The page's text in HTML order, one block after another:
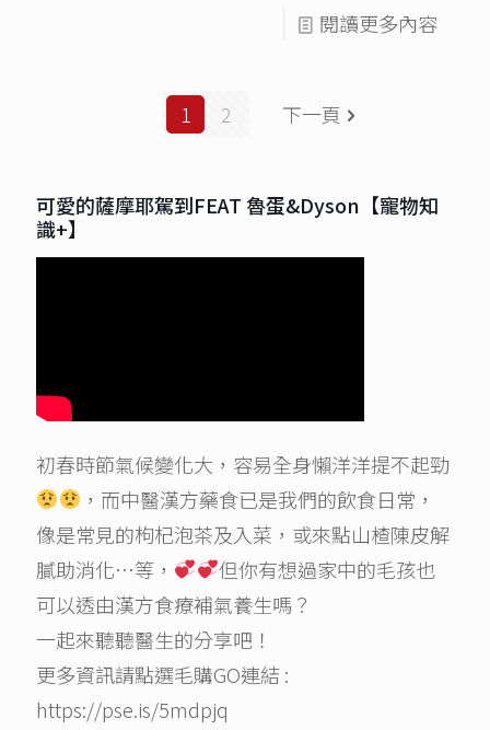
閱讀更多內容
1 2 下一頁
可愛的薩摩耶駕到FEAT 魯蛋&Dyson【寵物知
識+】
初春時節氣候變化大，容易全身懶洋洋提不起勁
，而中醫漢方藥食已是我們的飲食日常，
像是常見的枸杞泡茶及入菜，或來點山楂陳皮解
膩助消化…等，
但你有想過家中的毛孩也
可以透由漢方食療補氣養生嗎？
一起來聽聽醫生的分享吧！
更多資訊請點選毛購GO連結 :
https://pse.is/5mdpjq